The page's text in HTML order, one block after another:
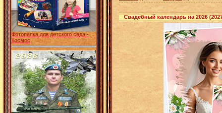
Фотопапка для детского сада -
Космос
Свадебный календарь на 2026